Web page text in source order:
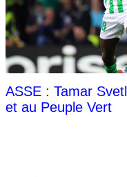
ASSE : Tamar
et au Peuple Vert